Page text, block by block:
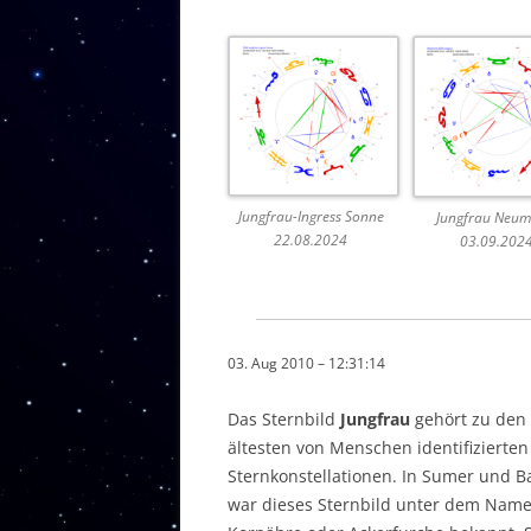
Jungfrau-Ingress Sonne
22.08.2024
Jungfrau
03. Aug 2010 – 12:31:14
Das Sternbild Jungfrau gehört zu den
ältesten von Menschen identifizierten
Sternkonstellationen. In Sumer und
war dieses Sternbild unter dem